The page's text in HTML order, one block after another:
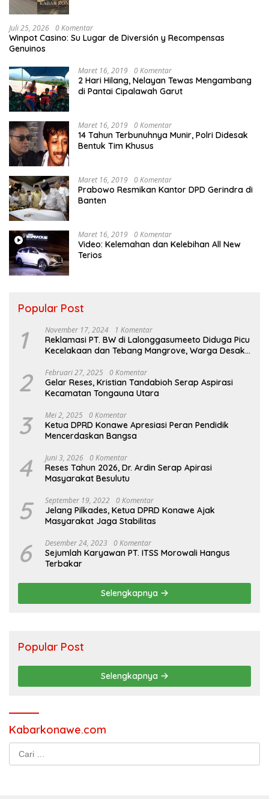
Juli 25, 2026 0 Komentar
Winpot Casino: Su Lugar de Diversión y Recompensas
Genuinos
Maret 16, 2019 0 Komentar
2 Hari Hilang, Nelayan Tewas Mengambang
di Pantai Cipalawah Garut
Maret 16, 2019 0 Komentar
14 Tahun Terbunuhnya Munir, Polri Didesak
Bentuk Tim Khusus
Maret 16, 2019 0 Komentar
Prabowo Resmikan Kantor DPD Gerindra di
Banten
Maret 16, 2019 0 Komentar
Video: Kelemahan dan Kelebihan All New
Terios
Popular Post
1 November 17, 2024 1 Komentar
Reklamasi PT. BW di Lalonggasumeeto Diduga Picu
Kecelakaan dan Tebang Mangrove, Warga Desak
2 Februari 27, 2025 0 Komentar
Gelar Reses, Kristian Tandabioh Serap Aspirasi
Kecamatan Tongauna Utara
3 Mei 2, 2025 0 Komentar
Ketua DPRD Konawe Apresiasi Peran Pendidik
Mencerdaskan Bangsa
4 Juni 3, 2026 0 Komentar
Reses Tahun 2026, Dr. Ardin Serap Apirasi
Masyarakat Besulutu
5 September 19, 2022 0 Komentar
Jelang Pilkades, Ketua DPRD Konawe Ajak
Masyarakat Jaga Stabilitas
6 Desember 24, 2023 0 Komentar
Sejumlah Karyawan PT. ITSS Morowali Hangus
Terbakar
Selengkapnya
Popular Post
Selengkapnya
Kabarkonawe.com
Cari
untuk: